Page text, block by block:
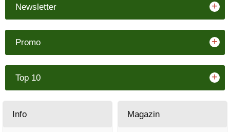
Newsletter +
Promo +
Top 10 +
Info Magazin